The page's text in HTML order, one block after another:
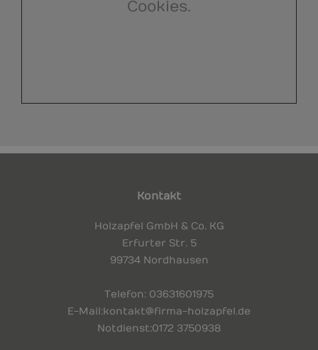
Cookies.
Kontakt
Holzapfel GmbH & Co. KG
Erfurter Str. 5
99734 Nordhausen
Telefon: 03631 601975
E-Mail:kontakt@firma-holzapfel.de
Notdienst:0172 3750938